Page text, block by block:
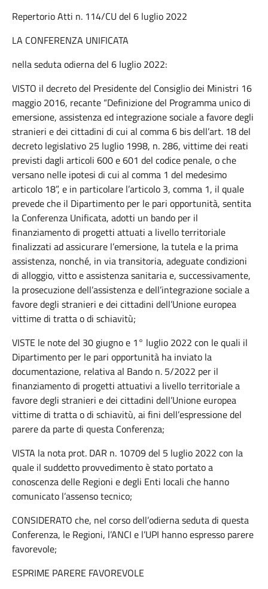
Repertorio Atti n. 114/CU del 6 luglio 2022
LA CONFERENZA UNIFICATA
nella seduta odierna del 6 luglio 2022:
VISTO il decreto del Presidente del Consiglio dei Ministri 16
maggio 2016, recante “Definizione del Programma unico di
emersione, assistenza ed integrazione sociale a favore degli
stranieri e dei cittadini di cui al comma 6 bis dell’art. 18 del
decreto legislativo 25 luglio 1998, n. 286, vittime dei reati
previsti dagli articoli 600 e 601 del codice penale, o che
versano nelle ipotesi di cui al comma 1 del medesimo
articolo 18”, e in particolare l’articolo 3, comma 1, il quale
prevede che il Dipartimento per le pari opportunità, sentita
la Conferenza Unificata, adotti un bando per il
finanziamento di progetti attuati a livello territoriale
finalizzati ad assicurare l’emersione, la tutela e la prima
assistenza, nonché, in via transitoria, adeguate condizioni
di alloggio, vitto e assistenza sanitaria e, successivamente,
la prosecuzione dell’assistenza e dell’integrazione sociale a
favore degli stranieri e dei cittadini dell’Unione europea
vittime di tratta o di schiavitù;
VISTE le note del 30 giugno e 1° luglio 2022 con le quali il
Dipartimento per le pari opportunità ha inviato la
documentazione, relativa al Bando n. 5/2022 per il
finanziamento di progetti attuativi a livello territoriale a
favore degli stranieri e dei cittadini dell’Unione europea
vittime di tratta o di schiavitù, ai fini dell’espressione del
parere da parte di questa Conferenza;
VISTA la nota prot. DAR n. 10709 del 5 luglio 2022 con la
quale il suddetto provvedimento è stato portato a
conoscenza delle Regioni e degli Enti locali che hanno
comunicato l’assenso tecnico;
CONSIDERATO che, nel corso dell’odierna seduta di questa
Conferenza, le Regioni, l’ANCI e l’UPI hanno espresso parere
favorevole;
ESPRIME PARERE FAVOREVOLE